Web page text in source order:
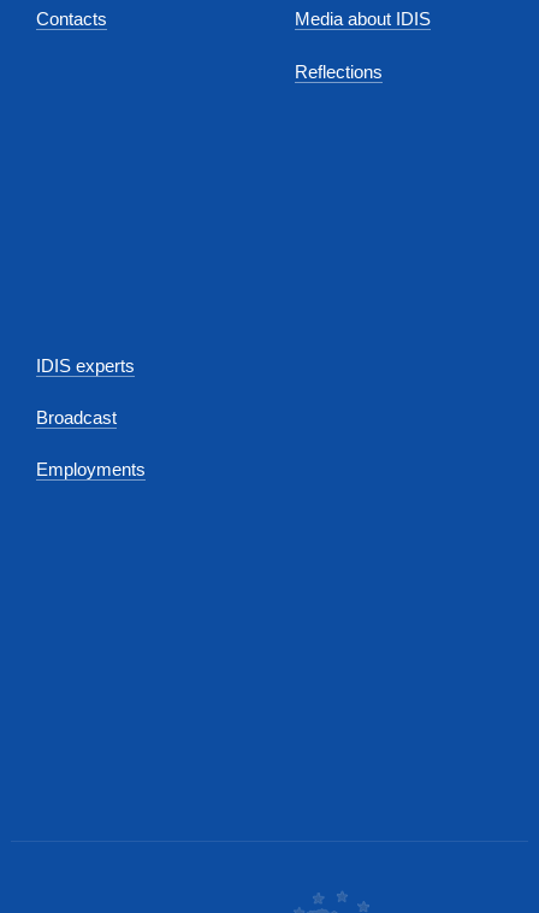
Contacts Media about IDIS
Reflections
IDIS experts
Broadcast
Employments